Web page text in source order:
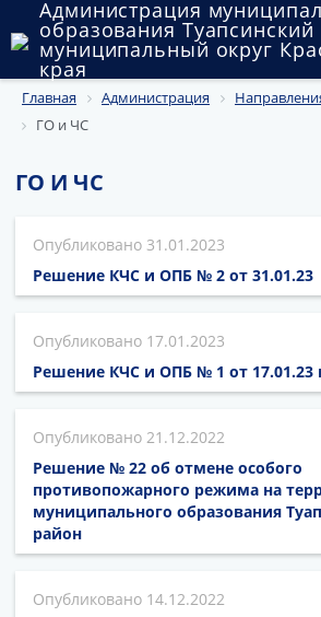
Администрация
образования Туапсинский
муниципальный округ
края
Округ
Государственный и муниципальный
Муниципальное имущество
Публичные слушания и
Документы
Главная Администрация
ГО и ЧС
ГО И ЧС
31.01.2023
Решение КЧС и ОПБ № 2 от 31.01.23
17.01.2023
Решение КЧС и ОПБ № 1 от 17.01.23
21.12.2022
Решение № 22 об отмене особого
противопожарного режима на
муниципального образования
район
14.12.2022